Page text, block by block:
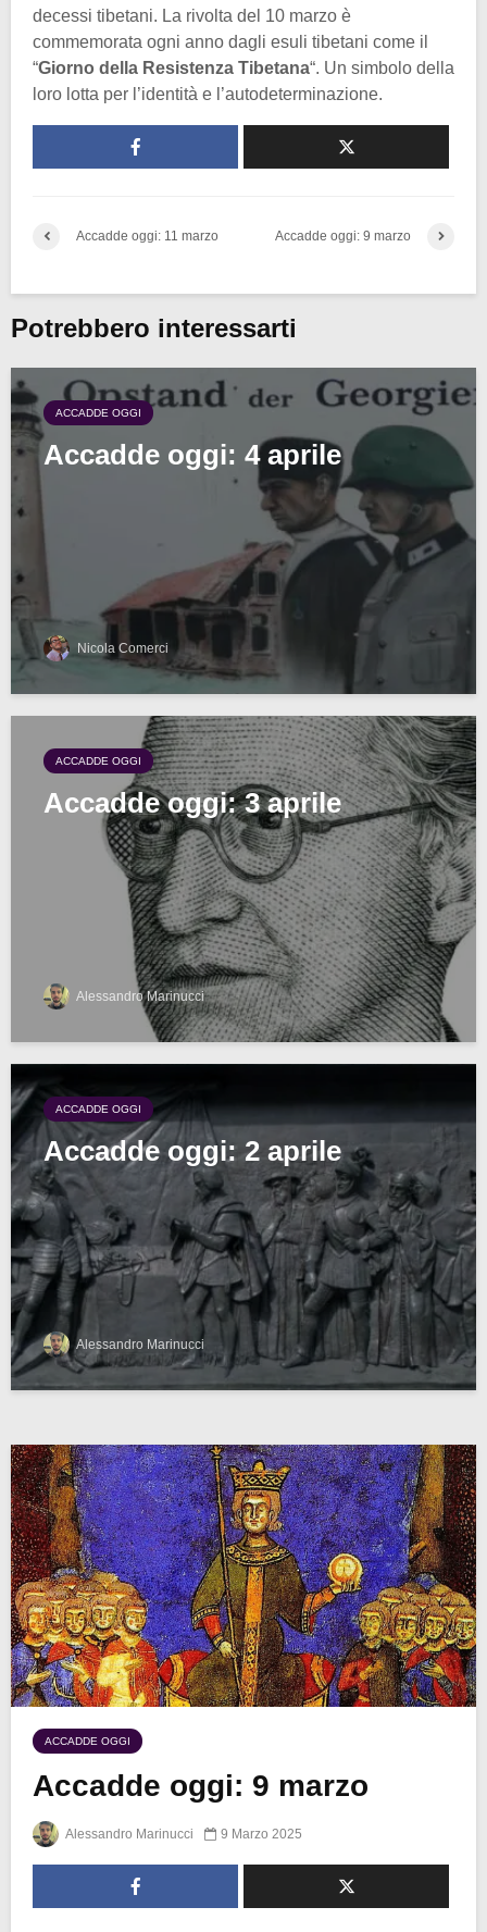
decessi tibetani. La rivolta del 10 marzo è
commemorata ogni anno dagli esuli tibetani come il
“Giorno della Resistenza Tibetana“. Un simbolo della
loro lotta per l’identità e l’autodeterminazione.
Accadde oggi: 11 marzo Accadde oggi: 9 marzo
Potrebbero interessarti
ACCADDE OGGI
Accadde oggi: 4 aprile
Nicola Comerci
ACCADDE OGGI
Accadde oggi: 3 aprile
Alessandro Marinucci
ACCADDE OGGI
Accadde oggi: 2 aprile
Alessandro Marinucci
ACCADDE OGGI
Accadde oggi: 9 marzo
Alessandro Marinucci 9 Marzo 2025